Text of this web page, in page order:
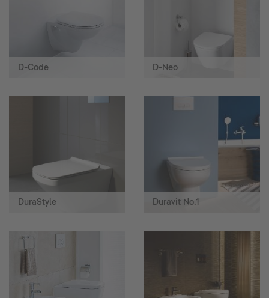
D-Code D-Neo
DuraStyle Duravit No.1